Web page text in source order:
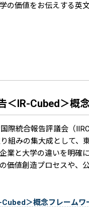
の価値をお伝えする英
＜IR-Cubed＞概
際統合報告評議会（
組みの集大成として、
業と大学の違いを明確
価値創造プロセスや、
＞概念フレームワ